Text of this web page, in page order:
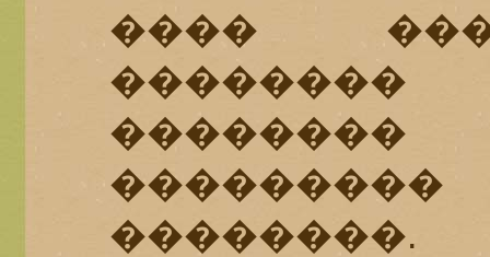
����
��������.